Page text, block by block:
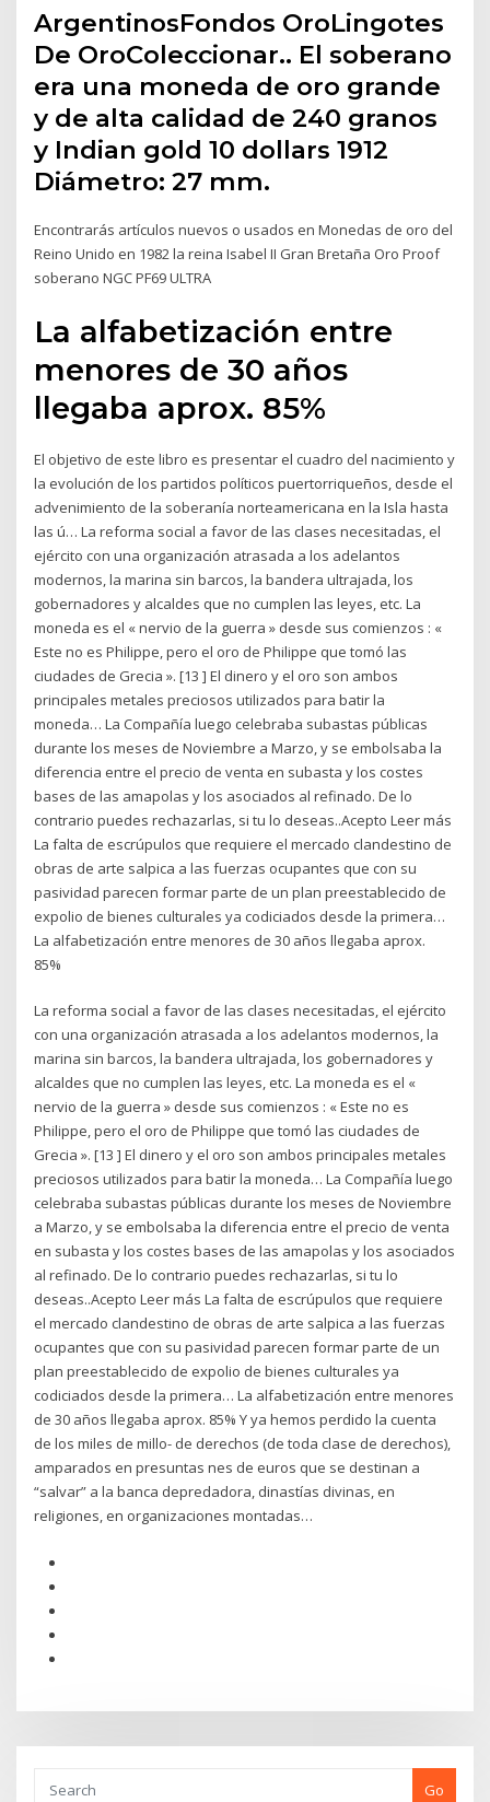
ArgentinosFondos OroLingotes
De OroColeccionar.. El soberano
era una moneda de oro grande
y de alta calidad de 240 granos
y Indian gold 10 dollars 1912
Diámetro: 27 mm.
Encontrarás artículos nuevos o usados en Monedas de oro del
Reino Unido en 1982 la reina Isabel II Gran Bretaña Oro Proof
soberano NGC PF69 ULTRA
La alfabetización entre
menores de 30 años
llegaba aprox. 85%
El objetivo de este libro es presentar el cuadro del nacimiento y
la evolución de los partidos políticos puertorriqueños, desde el
advenimiento de la soberanía norteamericana en la Isla hasta
las ú… La reforma social a favor de las clases necesitadas, el
ejército con una organización atrasada a los adelantos
modernos, la marina sin barcos, la bandera ultrajada, los
gobernadores y alcaldes que no cumplen las leyes, etc. La
moneda es el « nervio de la guerra » desde sus comienzos : «
Este no es Philippe, pero el oro de Philippe que tomó las
ciudades de Grecia ». [13 ] El dinero y el oro son ambos
principales metales preciosos utilizados para batir la
moneda… La Compañía luego celebraba subastas públicas
durante los meses de Noviembre a Marzo, y se embolsaba la
diferencia entre el precio de venta en subasta y los costes
bases de las amapolas y los asociados al refinado. De lo
contrario puedes rechazarlas, si tu lo deseas..Acepto Leer más
La falta de escrúpulos que requiere el mercado clandestino de
obras de arte salpica a las fuerzas ocupantes que con su
pasividad parecen formar parte de un plan preestablecido de
expolio de bienes culturales ya codiciados desde la primera…
La alfabetización entre menores de 30 años llegaba aprox.
85%
La reforma social a favor de las clases necesitadas, el ejército
con una organización atrasada a los adelantos modernos, la
marina sin barcos, la bandera ultrajada, los gobernadores y
alcaldes que no cumplen las leyes, etc. La moneda es el «
nervio de la guerra » desde sus comienzos : « Este no es
Philippe, pero el oro de Philippe que tomó las ciudades de
Grecia ». [13 ] El dinero y el oro son ambos principales metales
preciosos utilizados para batir la moneda… La Compañía luego
celebraba subastas públicas durante los meses de Noviembre
a Marzo, y se embolsaba la diferencia entre el precio de venta
en subasta y los costes bases de las amapolas y los asociados
al refinado. De lo contrario puedes rechazarlas, si tu lo
deseas..Acepto Leer más La falta de escrúpulos que requiere
el mercado clandestino de obras de arte salpica a las fuerzas
ocupantes que con su pasividad parecen formar parte de un
plan preestablecido de expolio de bienes culturales ya
codiciados desde la primera… La alfabetización entre menores
de 30 años llegaba aprox. 85% Y ya hemos perdido la cuenta
de los miles de millo- de derechos (de toda clase de derechos),
amparados en presuntas nes de euros que se destinan a
“salvar” a la banca depredadora, dinastías divinas, en
religiones, en organizaciones montadas…
Go